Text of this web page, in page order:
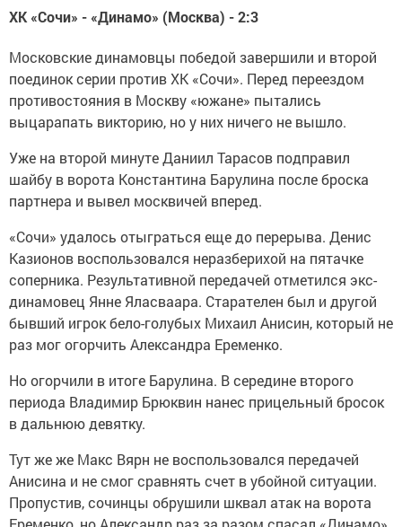
ХК «Сочи» - «Динамо» (Москва) - 2:3
Московские динамовцы победой завершили и второй
поединок серии против ХК «Сочи». Перед переездом
противостояния в Москву «южане» пытались
выцарапать викторию, но у них ничего не вышло.
Уже на второй минуте Даниил Тарасов подправил
шайбу в ворота Константина Барулина после броска
партнера и вывел москвичей вперед.
«Сочи» удалось отыграться еще до перерыва. Денис
Казионов воспользовался неразберихой на пятачке
соперника. Результативной передачей отметился экс-
динамовец Янне Яласваара. Старателен был и другой
бывший игрок бело-голубых Михаил Анисин, который не
раз мог огорчить Александра Еременко.
Но огорчили в итоге Барулина. В середине второго
периода Владимир Брюквин нанес прицельный бросок
в дальнюю девятку.
Тут же же Макс Вярн не воспользовался передачей
Анисина и не смог сравнять счет в убойной ситуации.
Пропустив, сочинцы обрушили шквал атак на ворота